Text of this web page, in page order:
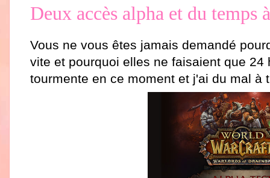
Deux accès alpha et du temps
Vous ne vous êtes jamais demandé
vite et pourquoi elles ne faisaient que
tourmente en ce moment et j'ai du mal à